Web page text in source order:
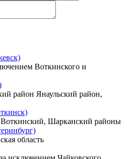
Воткинского и
район Янаульский район,
Воткинский, Шарканский районы
область